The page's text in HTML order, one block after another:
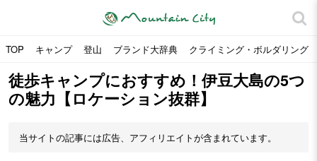
TOP キャンプ 登山 ブランド大辞典 クライミング・ボルダリング
徒歩キャンプにおすすめ！伊豆大島の5つ
の魅力【ロケーション抜群】
当サイトの記事には広告、アフィリエイトが含まれています。